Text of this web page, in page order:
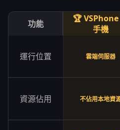
功能
🏆
手機
運行位置 雲端伺服器
資源佔用 不佔用本地資